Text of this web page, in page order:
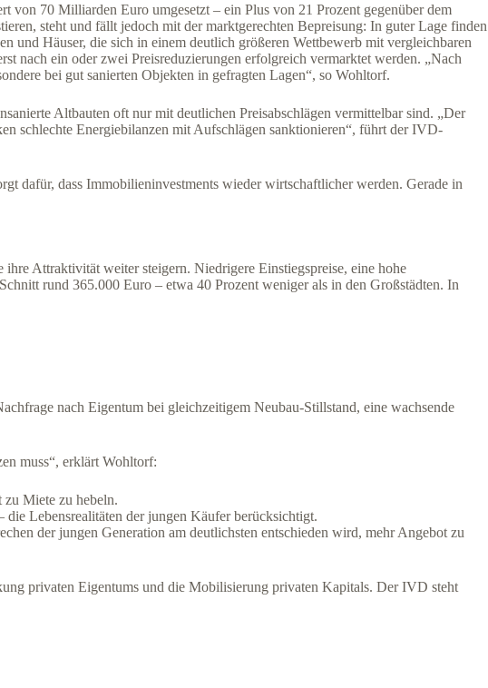
von 70 Milliarden Euro umgesetzt – ein Plus von 21 Prozent gegenüber dem
steht und fällt jedoch mit der marktgerechten Bepreisung: In guter Lage finden
und Häuser, die sich in einem deutlich größeren Wettbewerb mit vergleichbaren
nach ein oder zwei Preisreduzierungen erfolgreich vermarktet werden. „Nach
bei gut sanierten Objekten in gefragten Lagen“, so Wohltorf.
Altbauten oft nur mit deutlichen Preisabschlägen vermittelbar sind. „Der
schlechte Energiebilanzen mit Aufschlägen sanktionieren“, führt der IVD-
dafür, dass Immobilieninvestments wieder wirtschaftlicher werden. Gerade in
Attraktivität weiter steigern. Niedrigere Einstiegspreise, eine hohe
rund 365.000 Euro – etwa 40 Prozent weniger als in den Großstädten. In
nach Eigentum bei gleichzeitigem Neubau-Stillstand, eine wachsende
muss“, erklärt Wohltorf:
zu Miete zu hebeln.
die Lebensrealitäten der jungen Käufer berücksichtigt.
der jungen Generation am deutlichsten entschieden wird, mehr Angebot zu
privaten Eigentums und die Mobilisierung privaten Kapitals. Der IVD steht